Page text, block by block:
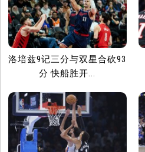
洛培兹9记三分与双星合砍93
分 快船胜开...